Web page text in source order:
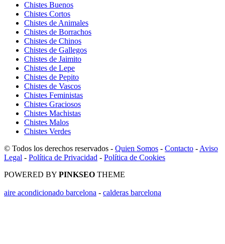
Chistes Buenos
Chistes Cortos
Chistes de Animales
Chistes de Borrachos
Chistes de Chinos
Chistes de Gallegos
Chistes de Jaimito
Chistes de Lepe
Chistes de Pepito
Chistes de Vascos
Chistes Feministas
Chistes Graciosos
Chistes Machistas
Chistes Malos
Chistes Verdes
© Todos los derechos reservados - Quien Somos - Contacto - Aviso
Legal - Política de Privacidad - Política de Cookies
POWERED BY PINKSEO THEME
aire acondicionado barcelona - calderas barcelona